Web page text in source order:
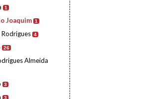
1
Joaquim 1
4
26
Almeida
3
3